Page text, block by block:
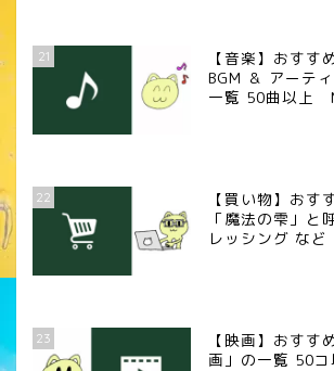
21
【音楽】おすす
BGM ＆ アーテ
一覧 50曲以上
22
【買い物】お
「魔法の雫」と
レッシング など
23
【映画】おすす
画」の一覧 50